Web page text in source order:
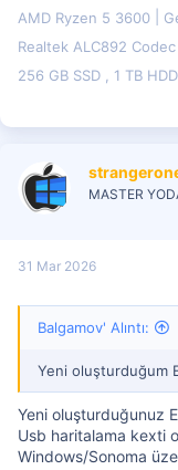
AMD Ryzen 5 3600
Realtek ALC892 Codec
256 GB SSD , 1 TB
MASTER
31 Mar 2026
Balgamov' Alıntı:
Yeni oluşturduğum
Yeni oluşturduğunuz
Usb haritalama kexti
Windows/Sonoma